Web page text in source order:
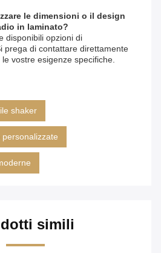
le dimensioni o il design
in laminato?
disponibili opzioni di
prega di contattare direttamente
vostre esigenze specifiche.
shaker
simili